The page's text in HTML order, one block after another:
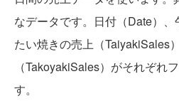
なデータです。日付（Date）、
たい焼きの売上（TaiyakiSales
（TakoyakiSales）がそれぞれ
す。